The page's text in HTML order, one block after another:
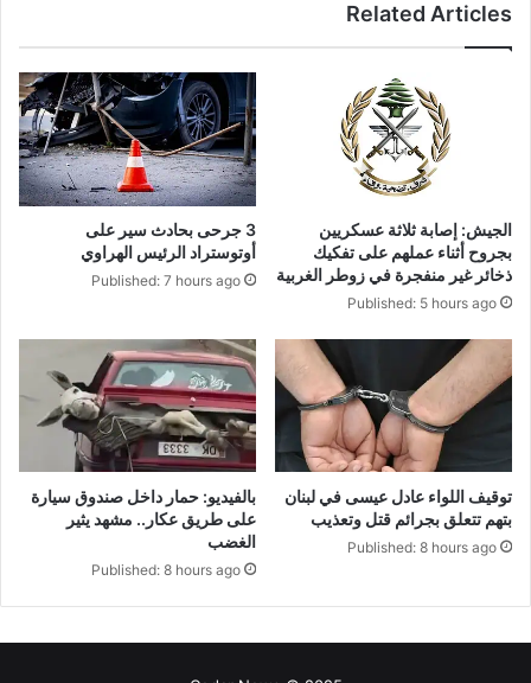
Related Articles
الجيش: إصابة ثلاثة عسكريين
بجروح أثناء عملهم على تفكيك
ذخائر غير منفجرة في زوطر الغربية
Published: 5 hours ago
3 جرحى بحادث سير على
أوتوستراد الرئيس الهراوي
Published: 7 hours ago
توقيف اللواء عادل عيسى في لبنان
بتهم تتعلق بجرائم قتل وتعذيب
Published: 8 hours ago
بالفيديو: حمار داخل صندوق سيارة
على طريق عكار.. مشهد يثير
الغضب
Published: 8 hours ago